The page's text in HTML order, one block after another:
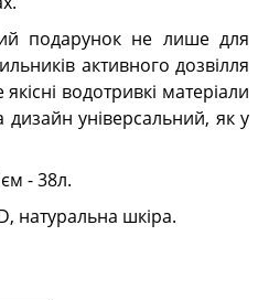
подарунок не лише для
активного дозвілля
водотривкі матеріали
універсальний, як у
- 38л.
натуральна шкіра.